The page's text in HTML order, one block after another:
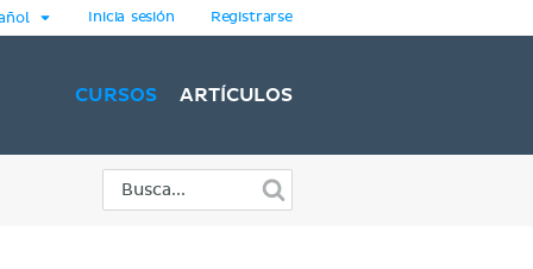
Inicia sesión Registrarse
CURSOS ARTÍCULOS